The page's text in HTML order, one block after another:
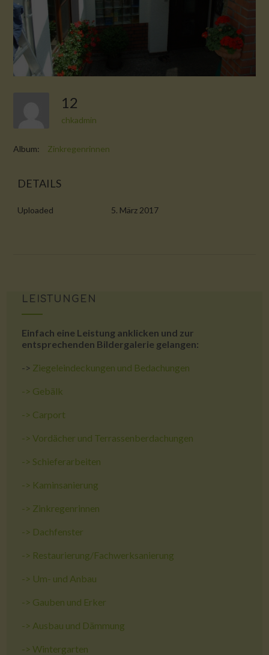
12
chkadmin
Album: Zinkregenrinnen
DETAILS
Uploaded 5. März 2017
LEISTUNGEN
Einfach eine Leistung anklicken und zur
entsprechenden Bildergalerie gelangen:
-> Ziegeleindeckungen und Bedachungen
-> Gebälk
-> Carport
->Vordächer und Terrassenberdachungen
-> Schieferarbeiten
-> Kaminsanierung
-> Zinkregenrinnen
-> Dachfenster
-> Restaurierung/Fachwerksanierung
-> Um- und Anbau
-> Gauben und Erker
-> Ausbau und Dämmung
->Wintergarten